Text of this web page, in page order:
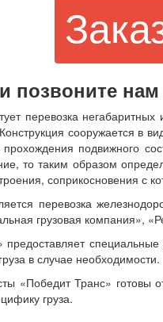
позвоните нам
перевозка
сооружается
подвижного
то таким образом
соприкосновения с
перевозка
грузовая компания»,
в случае необходимости.
«Победит Транс» готовы
груза.